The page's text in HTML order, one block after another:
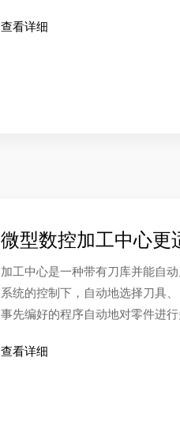
查看详细
微型数控加工中心更
加工中心是一种带有刀库并能自
系统的控制下，自动地选择刀具
事先编好的程序自动地对零件进
查看详细